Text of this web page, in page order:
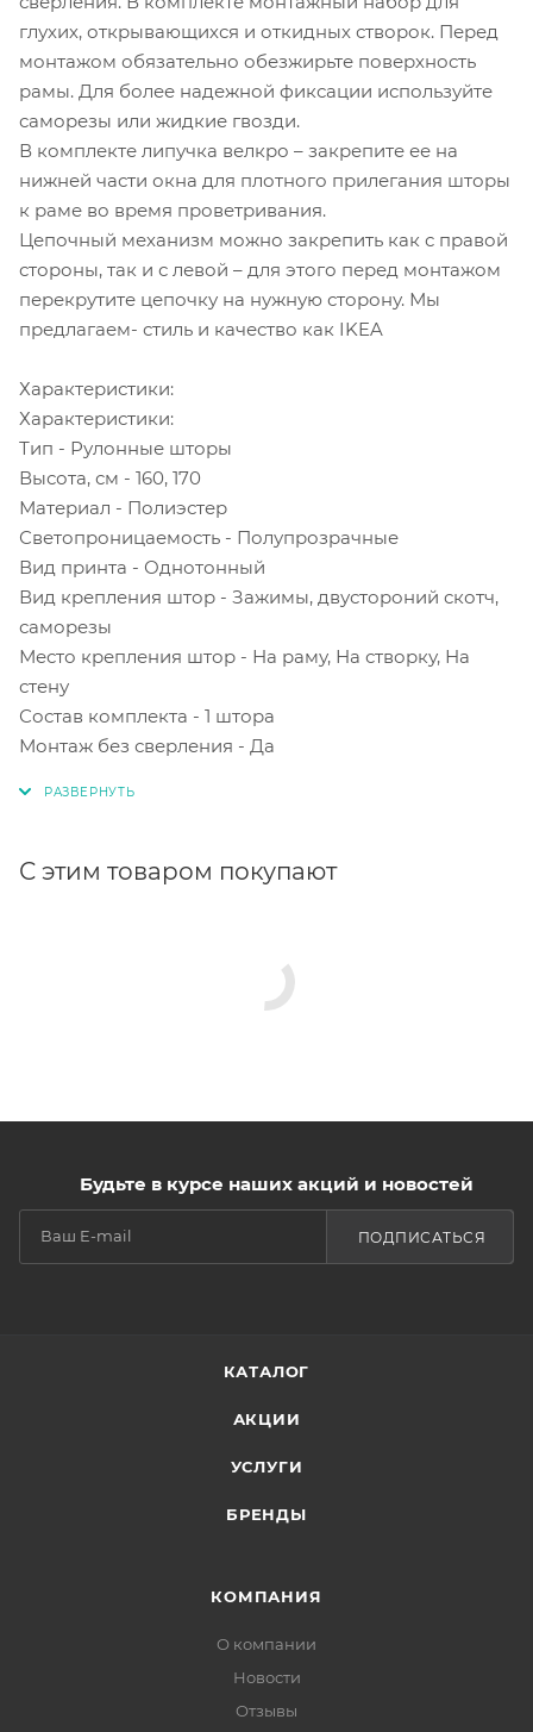
глухих, открывающихся и откидных створок. Перед
монтажом обязательно обезжирьте поверхность
рамы. Для более надежной фиксации используйте
саморезы или жидкие гвозди.
В комплекте липучка велкро – закрепите ее на
нижней части окна для плотного прилегания шторы
к раме во время проветривания.
Цепочный механизм можно закрепить как с правой
стороны, так и с левой – для этого перед монтажом
перекрутите цепочку на нужную сторону. Мы
предлагаем- стиль и качество как IKEA
Характеристики:
Характеристики:
Тип - Рулонные шторы
Высота, см - 160, 170
Материал - Полиэстер
Светопроницаемость - Полупрозрачные
Вид принта - Однотонный
Вид крепления штор - Зажимы, двустороний скотч,
саморезы
Место крепления штор - На раму, На створку, На
стену
Состав комплекта - 1 штора
Монтаж без сверления - Да
С этим товаром покупают
Будьте в курсе наших акций и новостей
ПОДПИСАТЬСЯ
КАТАЛОГ
АКЦИИ
УСЛУГИ
БРЕНДЫ
КОМПАНИЯ
О компании
Новости
Отзывы